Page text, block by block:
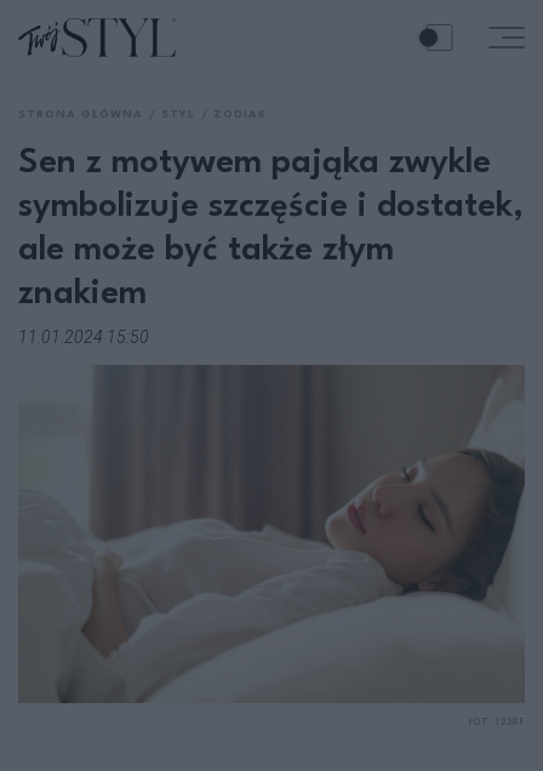
Sen z motywem pająka zwykle
symbolizuje szczęście i dostatek,
ale może być także złym
znakiem
11.01.2024 15:50